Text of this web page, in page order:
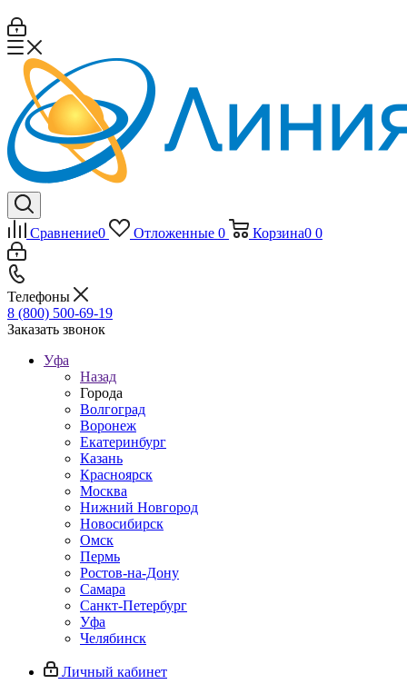
Сравнение0 Отложенные 0 Корзина0 0
Телефоны
8 (800) 500-69-19
Заказать звонок
Уфа
Назад
Города
Волгоград
Воронеж
Екатеринбург
Казань
Красноярск
Москва
Нижний Новгород
Новосибирск
Омск
Пермь
Ростов-на-Дону
Самара
Санкт-Петербург
Уфа
Челябинск
Личный кабинет